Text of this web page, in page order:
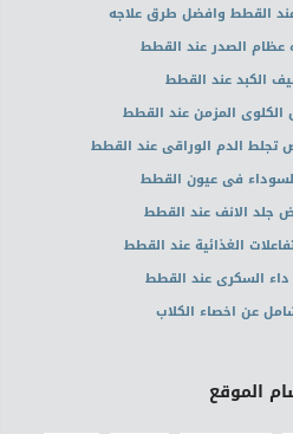
القطط وافضل طرق علاجه
الصدر عند القطط
الكبد عند القطط
المزمن عند القطط
الدم الوراقى عند القطط
فى عيون القطط
جلد الانف عند القطط
الغذائية عند القطط
السكرى عند القطط
عن اخصاء الكلاب
الموقع